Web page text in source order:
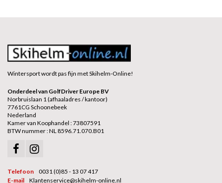
Wintersport wordt pas fijn met Skihelm-Online!
Onderdeel van GolfDriver Europe BV
Norbruislaan 1 (afhaaladres / kantoor)
7761CG Schoonebeek
Nederland
Kamer van Koophandel : 73807591
BTW nummer : NL 8596.71.070.B01
Telefoon
0031 (0)85 - 13 07 417
E-mail
Klantenservice@skihelm-online.nl